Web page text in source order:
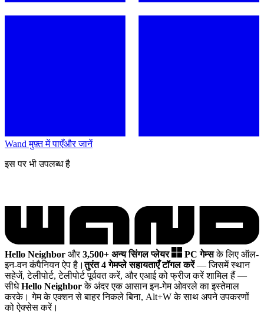
Wand मुफ़्त में पाएँऔर जानें
इस पर भी उपलब्ध है
Hello Neighbor और3,500+ अन्य सिंगल प्लेयर PC गेम्सके लिए ऑल-
इन-वन कंपैनियन ऐप है।तुरंत 4 गेमप्ले सहायताएँ टॉगल करें— जिसमें स्थान
सहेजें, टेलीपोर्ट, टेलीपोर्ट पूर्ववत करें, और एआई को फ्रीज करें शामिल हैं —
सीधेHello Neighborके अंदर एक आसान इन-गेम ओवरले का इस्तेमाल
करके। गेम के एक्शन से बाहर निकले बिना, Alt+W के साथ अपने उपकरणों
को ऐक्सेस करें।